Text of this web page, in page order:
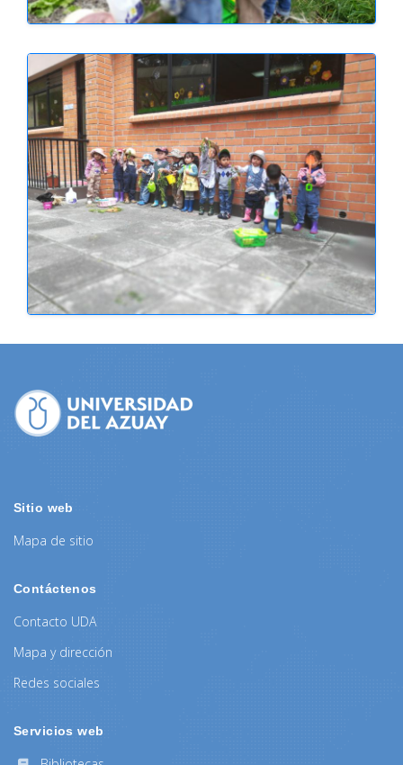
Sitio web
Mapa de sitio
Contáctenos
Contacto UDA
Mapa y dirección
Redes sociales
Servicios web